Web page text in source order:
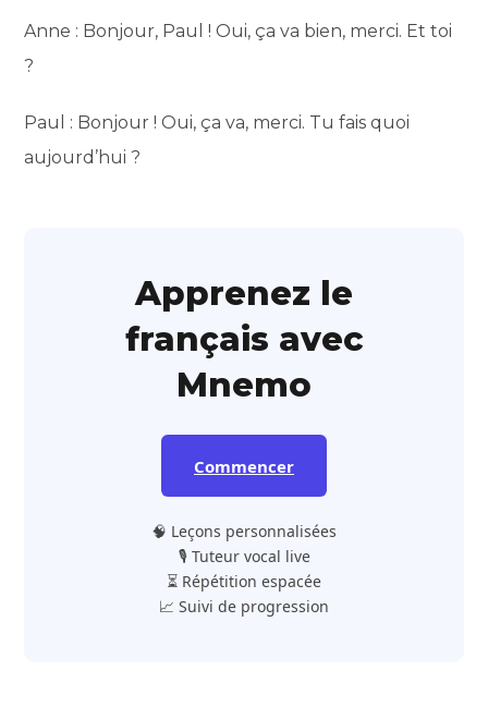
Anne : Bonjour, Paul ! Oui, ça va bien, merci. Et toi
?
Paul : Bonjour ! Oui, ça va, merci. Tu fais quoi
aujourd’hui ?
Apprenez le
français avec
Mnemo
Commencer
🧠 Leçons personnalisées
🎙️ Tuteur vocal live
⏳ Répétition espacée
📈 Suivi de progression